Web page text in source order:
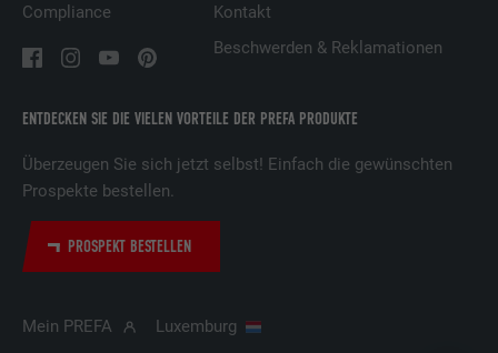
ENTDECKEN SIE DIE VIELEN VORTEILE DER PREFA PRODUKTE
Überzeugen Sie sich jetzt selbst! Einfach die gewünschten
Prospekte bestellen.
PROSPEKT BESTELLEN
Compliance
Kontakt
Beschwerden & Reklamationen
Mein PREFA Luxemburg
Wird verwendet, um Besucher auf
mehreren Webseiten zu verfolgen, um
Präferenzen des Besuchers zu